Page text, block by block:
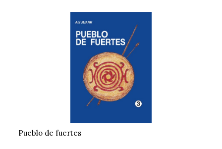
Pueblo de fuertes